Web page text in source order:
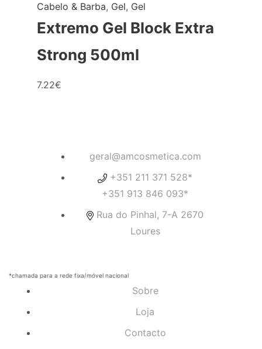
Cabelo & Barba, Gel, Gel
Extremo Gel Block Extra
Strong 500ml
7.22€
Sobre
Loja
Contacto
geral@amcosmetica.com
+351 211 371 528*
+351 913 846 093*
Rua do Pinhal, 7-A 2670
Loures
*chamada para a rede fixa/móvel nacional